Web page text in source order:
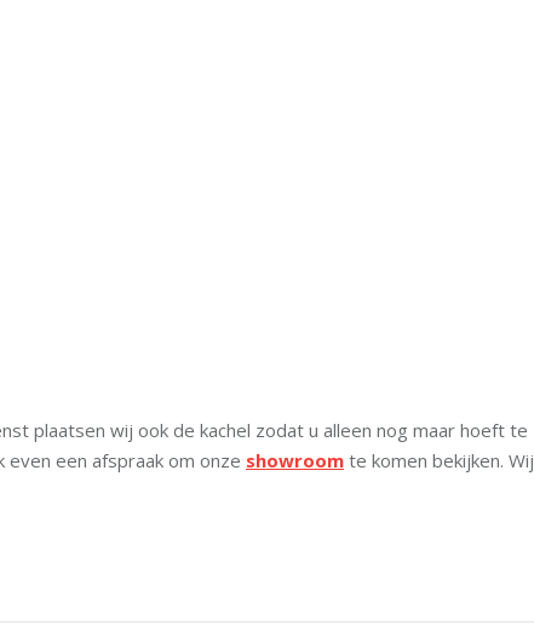
plaatsen wij ook de kachel zodat u alleen nog maar hoeft te
even een afspraak om onze showroom te komen bekijken. Wij